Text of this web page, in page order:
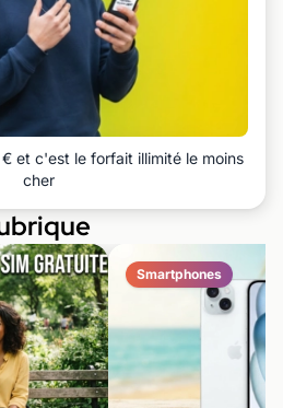
et c'est le forfait illimité le moins
cher
Smartphones